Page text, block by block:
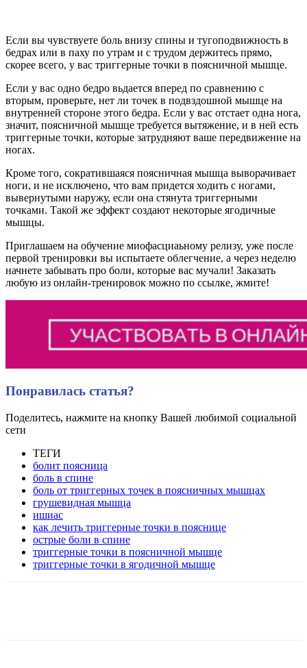
Если вы чувствуете боль внизу спины и тугоподвижность в
бедрах или в паху по утрам и с трудом держитесь прямо,
скорее всего, у вас триггерные точки в поясничной мышце.
Если у вас одно бедро вьдается вперед по сравнению с
вторым, проверьте, нет ли точек в подвздошной мышце на
внутренней стороне этого бедра. Если у вас отстает одна нога,
значит, поясничной мышце требуется вытяжение, и в ней есть
триггерные точки, которые затрудняют ваше передвижение на
ногах.
Кроме того, со­кратившаяся поясничная мышца выворачивает
ноги, и не исключено, что вам придется ходить с ногами,
вывернутыми наружу, если она стянута триггерными
точками. Такой же эффект создают некоторые ягодичные
мышцы.
Приглашаем на обучение миофасциаьному релизу, уже после
первой тренировки вы испытаете облегчение, а через неделю
начнете забывать про боли, которые вас мучали! Заказать
любую из онлайн-тренировок можно по ссылке, жмите!
Понравилась статья?
Поделитесь, нажмите на кнопку Вашей любимой социальной
сети
ТЕГИ
болит поясница
боль в спине
боль от триггерных точек в поясничных мышцах
грушевидная мышца
ишиас
как лечить триггерные точки в пояснице
острые боли в спине
триггерные точки в поясничной мышце
триггерные точки в ягодичной мышце